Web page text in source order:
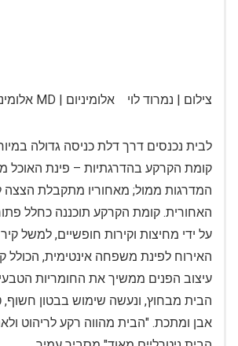
צילום | נמרוד לוי אלומיניום | MD אלומיניום – דוד בן חמו
לבית נכנסים דרך דלת כניסה גדולה
קומת הקרקע בהדרגתיות – פינת האוכל
המדרגות ממול; מאחוריו מתקבלת הצצה
האחורית. קומת הקרקע תוכננה כחלל
על ידי מחיצות וקירות חופשיים, למשל
האירוח לפינת משפחה אינטימית, הכולל
עיצוב הפנים ממשיך את החומריות
הבית מבחוץ, ונעשה שימוש בבטון חשוף,
אבן ומתכת. "הבית מהווה רקע לריהוט